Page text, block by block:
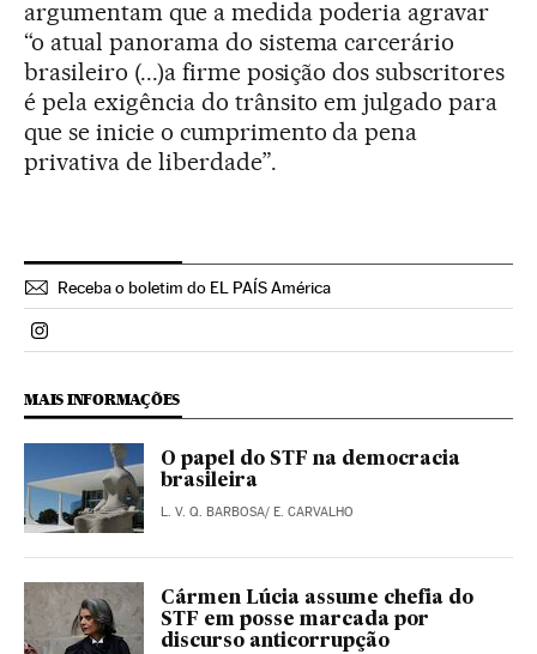
argumentam que a medida poderia agravar
“o atual panorama do sistema carcerário
brasileiro (...)a firme posição dos subscritores
é pela exigência do trânsito em julgado para
que se inicie o cumprimento da pena
privativa de liberdade”.
Receba o boletim do EL PAÍS América
Politica El País Brasil en Instagram
MAIS INFORMAÇÕES
O papel do STF na democracia
brasileira
L. V. Q. BARBOSA/ E. CARVALHO
Cármen Lúcia assume chefia do
STF em posse marcada por
discurso anticorrupção